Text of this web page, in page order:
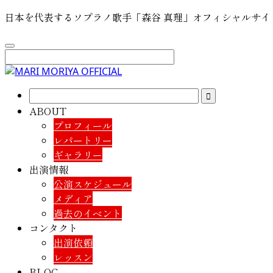
日本を代表するソプラノ歌手「森谷 真理」オフィシャルサ
ABOUT
プロフィール
レパートリー
ギャラリー
出演情報
公演スケジュール
メディア
過去のイベント
コンタクト
出演依頼
レッスン